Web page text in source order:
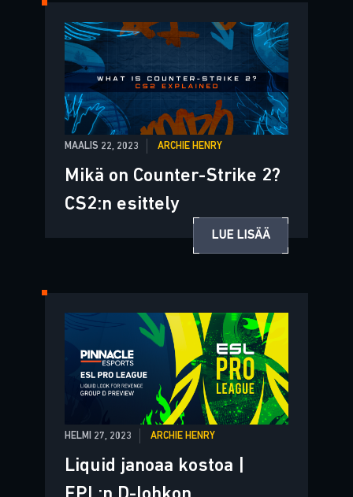
MAALIS 22, 2023 ARCHIE HENRY
Mikä on Counter-Strike 2?
CS2:n esittely
LUE LISÄÄ
HELMI 27, 2023 ARCHIE HENRY
Liquid janoaa kostoa |